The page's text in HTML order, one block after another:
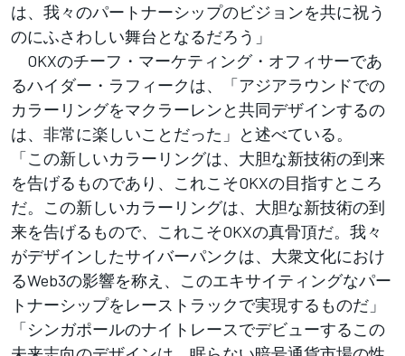
は、我々のパートナーシップのビジョンを共に祝う
のにふさわしい舞台となるだろう」
OKXのチーフ・マーケティング・オフィサーであ
るハイダー・ラフィークは、「アジアラウンドでの
カラーリングをマクラーレンと共同デザインするの
は、非常に楽しいことだった」と述べている。
「この新しいカラーリングは、大胆な新技術の到来
を告げるものであり、これこそOKXの目指すところ
だ。この新しいカラーリングは、大胆な新技術の到
来を告げるもので、これこそOKXの真骨頂だ。我々
がデザインしたサイバーパンクは、大衆文化におけ
るWeb3の影響を称え、このエキサイティングなパー
トナーシップをレーストラックで実現するものだ」
「シンガポールのナイトレースでデビューするこの